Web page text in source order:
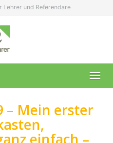
Lehrer und Referendare
– Mein erster
einfach –